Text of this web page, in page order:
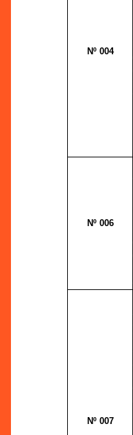
Nº 004
Nº 006
Nº 007